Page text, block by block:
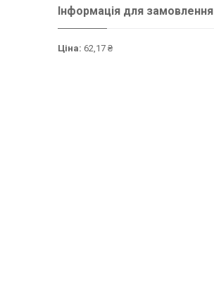
Інформація для замовлення
Ціна: 62,17 ₴